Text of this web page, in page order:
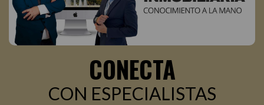
CONECTA
CON ESPECIALISTAS